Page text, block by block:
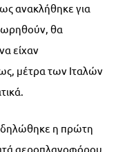
ανακλήθηκε για
θα
είχαν
μέτρα των Ιταλών
η πρώτη
αεροπλανοφόρου